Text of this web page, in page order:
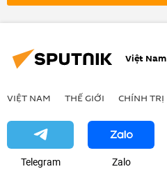
Việt Nam
VIỆT NAM THẾ GIỚI CHÍNH TRỊ
Telegram Zalo